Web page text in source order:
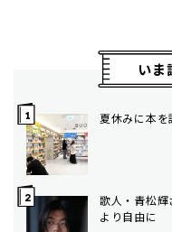
いま
夏休みに本
歌人・青松
より自由に